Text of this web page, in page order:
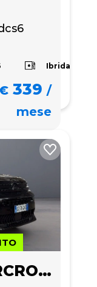
Ibrida
339 /
mese
CITROEN C5 AIRCROSS